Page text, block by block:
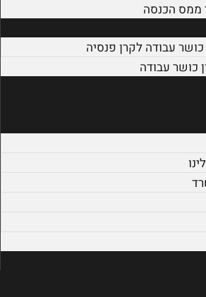
ממס הכנסה
עבודה לקרן פנסיה
כושר עבודה